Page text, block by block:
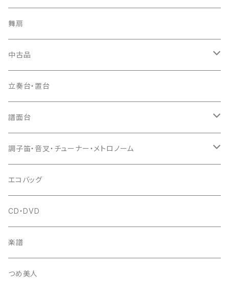
爪・爪輪
爪入
爪駒入
猫足入
爪ばさみ
箏柱
柱入
平柱入
三角柱入
琴台
13絃用琴台（低）
桐柱箱
ソフトケース
長袋・三ツ組袋・胴袋
胴掛
根緒
糸
(丸三) 寿糸
はつね糸
駒
地唄駒
長唄駒
糸駒入
爪駒入
撥入
一丁撥入
撥
歌口キャップ
つゆ切り
お祭り用６穴
お祭り用７穴
篠笛袋
太鼓（本体）
太鼓撥
手拍子（チャンチャン）
当り鉦
シュモク（当り鉦バチ）
舞扇
中古品
箏（本体）
三味線（本体）
立奏台・置台
譜面台
座奏用譜面台
立奏用譜面台
調子笛・音叉・チューナー・メトロノーム
調子笛・音叉
チューナー・メトロノーム
エコバッグ
CD・DVD
楽譜
つめ美人